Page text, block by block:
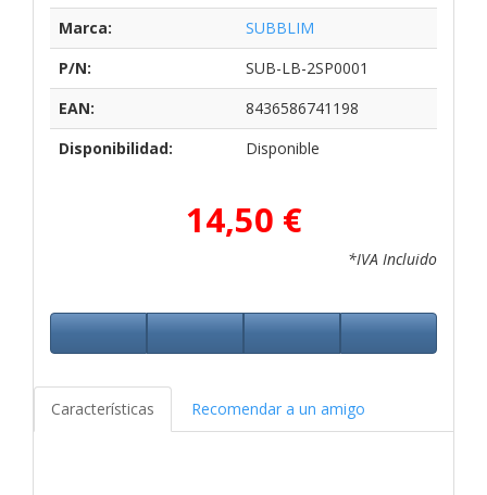
Marca:
SUBBLIM
P/N:
SUB-LB-2SP0001
EAN:
8436586741198
Disponibilidad:
Disponible
14,50 €
*IVA Incluido
Características Recomendar a un amigo